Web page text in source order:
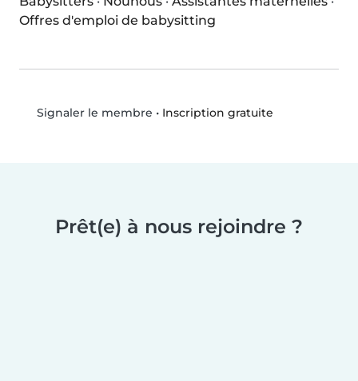
Offres d'emploi de babysitting
Signaler le membre • Inscription gratuite
Prêt(e) à nous rejoindre ?